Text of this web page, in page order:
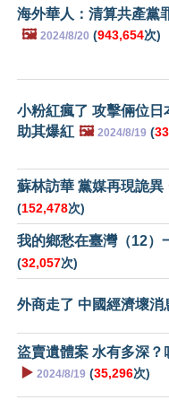
海外華人：清算共產黨
🖼️ 2024/8/20 (943,654次)
小粉紅瘋了 攻擊倆位日
助其爆紅 🖼️ 2024/8/19 (
蘇林訪華 黨媒再現詭異
(152,478次)
我的鄉愁在臺灣（12）
(32,057次)
外商走了 中國經濟壞消
盜賣遺體案 水有多深？
▶️ 2024/8/19 (35,296次)